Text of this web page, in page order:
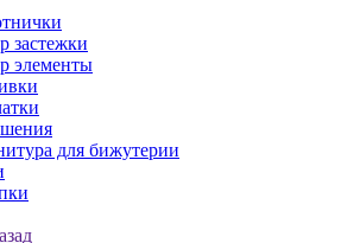
застежки
элементы
для бижутерии